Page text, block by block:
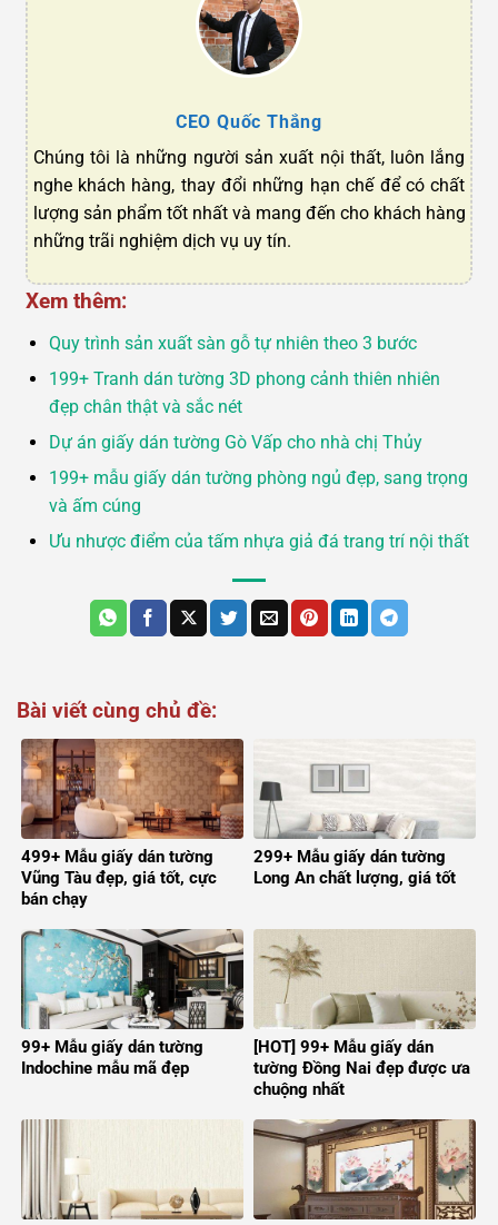
CEO Quốc Thắng
Chúng tôi là những người sản xuất nội thất, luôn lắng
nghe khách hàng, thay đổi những hạn chế để có chất
lượng sản phẩm tốt nhất và mang đến cho khách hàng
những trãi nghiệm dịch vụ uy tín.
Xem thêm:
Quy trình sản xuất sàn gỗ tự nhiên theo 3 bước
199+ Tranh dán tường 3D phong cảnh thiên nhiên
đẹp chân thật và sắc nét
Dự án giấy dán tường Gò Vấp cho nhà chị Thủy
199+ mẫu giấy dán tường phòng ngủ đẹp, sang trọng
và ấm cúng
Ưu nhược điểm của tấm nhựa giả đá trang trí nội thất
Bài viết cùng chủ đề:
499+ Mẫu giấy dán tường
Vũng Tàu đẹp, giá tốt, cực
bán chạy
299+ Mẫu giấy dán tường
Long An chất lượng, giá tốt
99+ Mẫu giấy dán tường
Indochine mẫu mã đẹp
[HOT] 99+ Mẫu giấy dán
tường Đồng Nai đẹp được ưa
chuộng nhất